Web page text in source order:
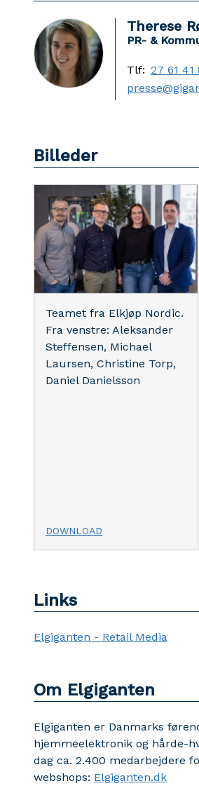
Therese
PR- &
Tlf: 27 61 41
Billeder
Teamet fra Elkjøp Nordic.
Fra venstre: Aleksander
Steffensen, Michael
Laursen, Christine Torp,
Daniel Danielsson
DOWNLOAD
Links
Elgiganten - Retail Media
Om Elgiganten
Elgiganten er Danmarks
hjemmeelektronik og hårde-
dag ca. 2.400 medarbejdere
webshops: Elgiganten.dk